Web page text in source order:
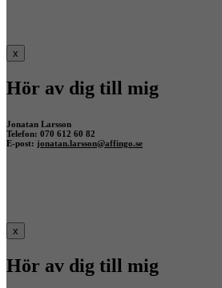
x
Hör av dig till mig
Jonatan Larsson
Telefon: 070 612 60 82
E-post: jonatan.larsson@affingo.se
x
Hör av dig till mig